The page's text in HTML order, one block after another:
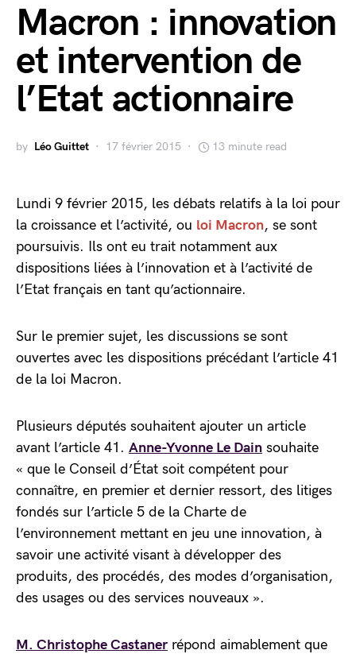
Macron : innovation
et intervention de
l’Etat actionnaire
by Léo Guittet 17 février 2015 13 minute read
Lundi 9 février 2015, les débats relatifs à la loi pour
la croissance et l’activité, ou loi Macron, se sont
poursuivis. Ils ont eu trait notamment aux
dispositions liées à l’innovation et à l’activité de
l’Etat français en tant qu’actionnaire.
Sur le premier sujet, les discussions se sont
ouvertes avec les dispositions précédant l’article 41
de la loi Macron.
Plusieurs députés souhaitent ajouter un article
avant l’article 41. Anne-Yvonne Le Dain souhaite
« que le Conseil d’État soit compétent pour
connaître, en premier et dernier ressort, des litiges
fondés sur l’article 5 de la Charte de
l’environnement mettant en jeu une innovation, à
savoir une activité visant à développer des
produits, des procédés, des modes d’organisation,
des usages ou des services nouveaux ».
M. Christophe Castanerrépond aimablement que